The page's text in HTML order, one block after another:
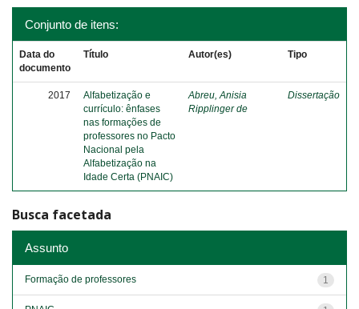
Conjunto de itens:
Data do
documento
Título Autor(es) Tipo
2017
Alfabetização e
currículo: ênfases
nas formações de
professores no Pacto
Nacional pela
Alfabetização na
Idade Certa (PNAIC)
Abreu, Anisia
Ripplinger de
Dissertação
Busca facetada
Assunto
1
Formação de professores